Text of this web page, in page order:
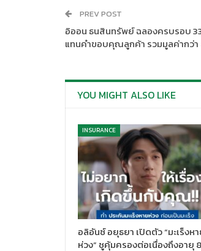
PREV POST
อิออน ธนสินทรัพย์ ฉลองครบรอบ
แทนคำขอบคุณลูกค้า รวมมูลค่ากว่า
YOU MIGHT ALSO LIKE
INSURANCE
อลิอันซ์ อยุธยา เปิดตัว “มะเร็งห
ห่วง” ชูคุ้มครองต่อเนื่องถึงอายุ